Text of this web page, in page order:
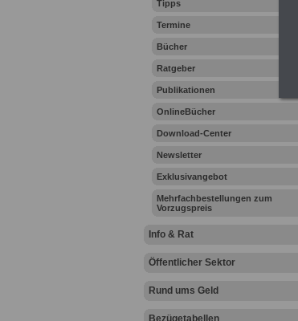
Tipps
Termine
Bücher
Ratgeber
Publikationen
OnlineBücher
Download-Center
Newsletter
Exklusivangebot
Mehrfachbestellungen zum
Vorzugspreis
Info & Rat
Öffentlicher Sektor
Rund ums Geld
Bezügetabellen